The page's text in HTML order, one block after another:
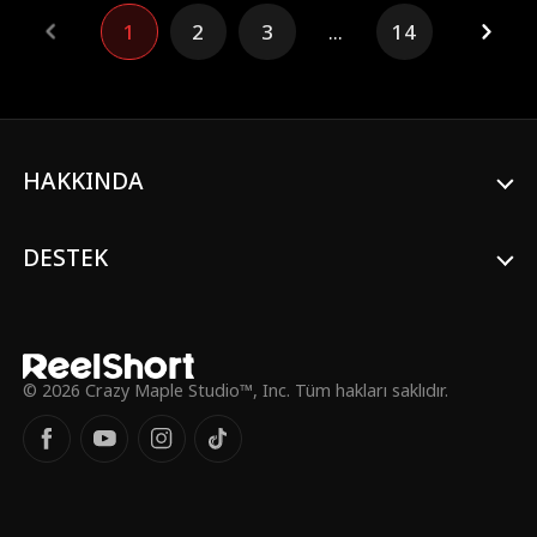
geçirmek isteyen açgözlü adamların sürekli
hedefinde olan Chloe, mucizevi ilaç
DIVINA'yı ve kız kardeşi Iris'i güvende
kurtaran Caspian. Peki o KİM? Nasıl bu
sonuçlanmışken, Chloe ona güvenebilecek
1 2 3 ... 14
HAKKINDA
DESTEK
© 2026 Crazy Maple Studio™, Inc. Tüm hakları saklıdır.